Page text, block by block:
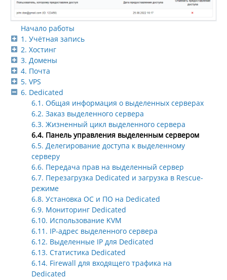
Начало работы
1. Учётная запись
2. Хостинг
3. Домены
4. Почта
5. VPS
6. Dedicated
6.1. Общая информация о выделенных серверах
6.2. Заказ выделенного сервера
6.3. Жизненный цикл выделенного сервера
6.4. Панель управления выделенным сервером
6.5. Делегирование доступа к выделенному
серверу
6.6. Передача прав на выделенный сервер
6.7. Перезагрузка Dedicated и загрузка в Rescue-
режиме
6.8. Установка ОС и ПО на Dedicated
6.9. Мониторинг Dedicated
6.10. Использование KVM
6.11. IP-адрес выделенного сервера
6.12. Выделенные IP для Dedicated
6.13. Статистика Dedicated
6.14. Firewall для входящего трафика на
Dedicated